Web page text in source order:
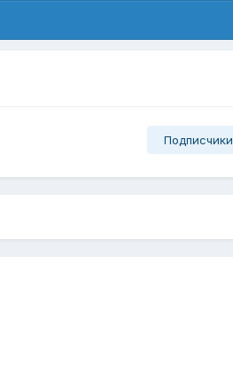
Подписчики